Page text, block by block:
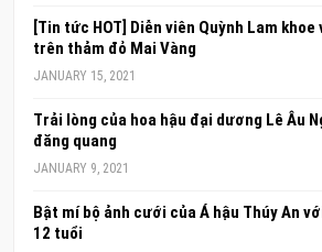
[Tin tức HOT] Diễn viên Quỳnh Lam
trên thảm đỏ Mai Vàng
JANUARY 15, 2021
Trải lòng của hoa hậu đại dương Lê Âu
đăng quang
JANUARY 9, 2021
Bật mí bộ ảnh cưới của Á hậu Thúy An
12 tuổi